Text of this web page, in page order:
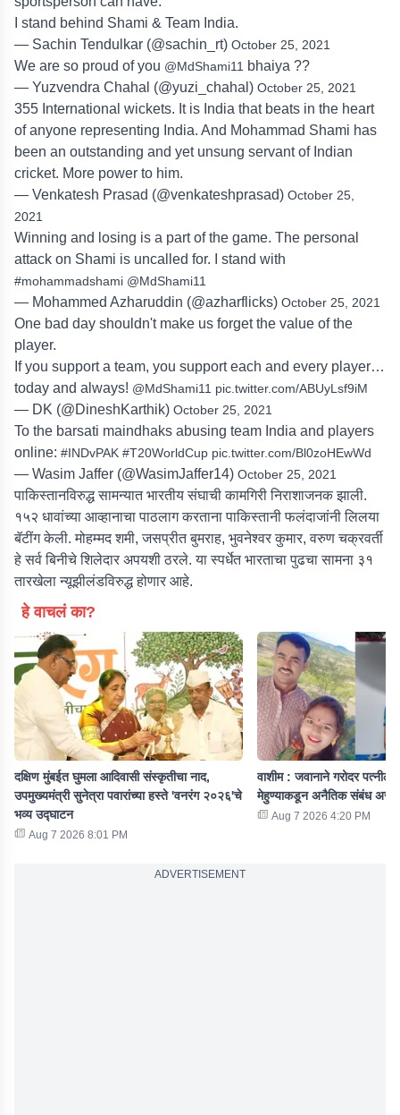
I stand behind Shami & Team India.
— Sachin Tendulkar (@sachin_rt) October 25, 2021
We are so proud of you @MdShami11 bhaiya ??
— Yuzvendra Chahal (@yuzi_chahal) October 25, 2021
355 International wickets. It is India that beats in the heart
of anyone representing India. And Mohammad Shami has
been an outstanding and yet unsung servant of Indian
cricket. More power to him.
— Venkatesh Prasad (@venkateshprasad) October 25,
2021
Winning and losing is a part of the game. The personal
attack on Shami is uncalled for. I stand with
#mohammadshami @MdShami11
— Mohammed Azharuddin (@azharflicks) October 25, 2021
One bad day shouldn't make us forget the value of the
player.
If you support a team, you support each and every player…
today and always! @MdShami11 pic.twitter.com/ABUyLsf9iM
— DK (@DineshKarthik) October 25, 2021
To the barsati maindhaks abusing team India and players
online: #INDvPAK #T20WorldCup pic.twitter.com/Bl0zoHEwWd
— Wasim Jaffer (@WasimJaffer14) October 25, 2021
पाकिस्तानविरुद्ध सामन्यात भारतीय संघाची कामगिरी निराशाजनक झाली.
१५२ धावांच्या आव्हानाचा पाठलाग करताना पाकिस्तानी फलंदाजांनी लिलया
बॅटींग केली. मोहम्मद शमी, जसप्रीत बुमराह, भुवनेश्वर कुमार, वरुण चक्रवर्ती
हे सर्व बिनीचे शिलेदार अपयशी ठरले. या स्पर्धेत भारताचा पुढचा सामना ३१
तारखेला न्यूझीलंडविरुद्ध होणार आहे.
हे वाचलं का?
दक्षिण मुंबईत घुमला आदिवासी संस्कृतीचा नाद,
उपमुख्यमंत्री सुनेत्रा पवारांच्या हस्ते 'वनरंग २०२६'चे
भव्य उद्घाटन
Aug 7 2026 8:01 PM
वाशीम : जवानाने गरोदर
मेहुण्याकडून अनैतिक संबंध
Aug 7 2026 4:20 PM
ADVERTISEMENT